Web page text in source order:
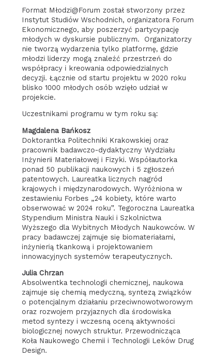
Format Młodzi@Forum został stworzony przez
Instytut Studiów Wschodnich, organizatora Forum
Ekonomicznego, aby poszerzyć partycypację
młodych w dyskursie publicznym. Organizatorzy
nie tworzą wydarzenia tylko platformę, gdzie
młodzi liderzy mogą znaleźć przestrzeń do
współpracy i kreowania odpowiedzialnych
decyzji. Łącznie od startu projektu w 2020 roku
blisko 1000 młodych osób wzięło udział w
projekcie.
Uczestnikami programu w tym roku są:
Magdalena Bańkosz
Doktorantka Politechniki Krakowskiej oraz
pracownik badawczo-dydaktyczny Wydziału
Inżynierii Materiałowej i Fizyki. Współautorka
ponad 50 publikacji naukowych i 5 zgłoszeń
patentowych. Laureatka licznych nagród
krajowych i międzynarodowych. Wyróżniona w
zestawieniu Forbes „24 kobiety, które warto
obserwować w 2024 roku”. Tegoroczna Laureatka
Stypendium Ministra Nauki i Szkolnictwa
Wyższego dla Wybitnych Młodych Naukowców. W
pracy badawczej zajmuje się biomateriałami,
inżynierią tkankową i projektowaniem
innowacyjnych systemów terapeutycznych.
Julia Chrzan
Absolwentka technologii chemicznej, naukowa
zajmuje się chemią medyczną, syntezą związków
o potencjalnym działaniu przeciwnowotworowym
oraz rozwojem przyjaznych dla środowiska
metod syntezy i wczesną oceną aktywności
biologicznej nowych struktur. Przewodnicząca
Koła Naukowego Chemii i Technologii Leków Drug
Design.